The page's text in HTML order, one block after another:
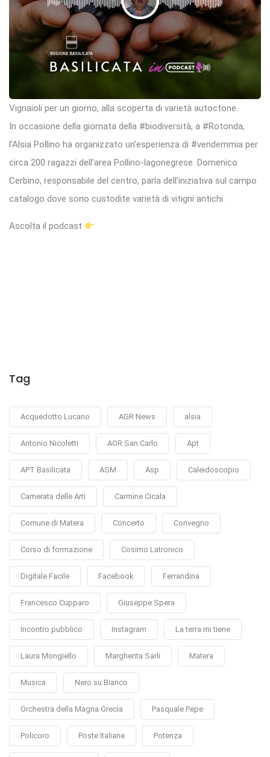
Vignaioli per un giorno, alla scoperta di varietà autoctone.
In occasione della giornata della #biodiversità, a #Rotonda,
l’Alsia Pollino ha organizzato un’esperienza di #vendemmia per
circa 200 ragazzi dell’area Pollino-lagonegrese. Domenico
Cerbino, responsabile del centro, parla dell’iniziativa sul campo
catalogo dove sono custodite varietà di vitigni antichi.
Ascolta il podcast
Tag
Acquedotto Lucano AGR News alsia
Antonio Nicoletti AOR San Carlo Apt
APT Basilicata ASM Asp Caleidoscopio
Camerata delle Arti Carmine Cicala
Comune di Matera Concerto Convegno
Corso di formazione Cosimo Latronico
Digitale Facile Facebook Ferrandina
Francesco Cupparo Giuseppe Spera
Incontro pubblico Instagram La terra mi tiene
Laura Mongiello Margherita Sarli Matera
Musica Nero su Bianco
Orchestra della Magna Grecia Pasquale Pepe
Policoro Poste Italiane Potenza